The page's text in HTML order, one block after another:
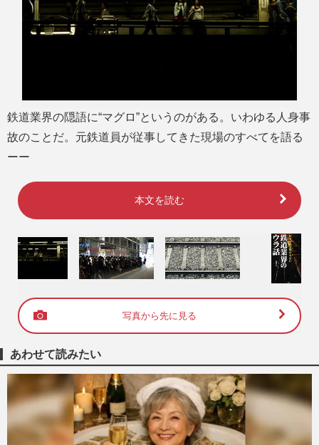
鉄道業界の隠語に“マグロ”というのがある。いわゆる人身事
故のことだ。元鉄道員が従事してきた現場のすべてを語る
ーー
本文を読む
写真から先に見る
あわせて読みたい